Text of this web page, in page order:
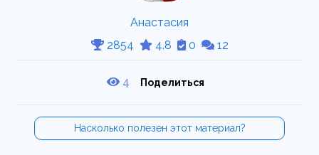
Анастасия
2854
4.8 0 12
4 Поделиться
Насколько полезен этот материал?